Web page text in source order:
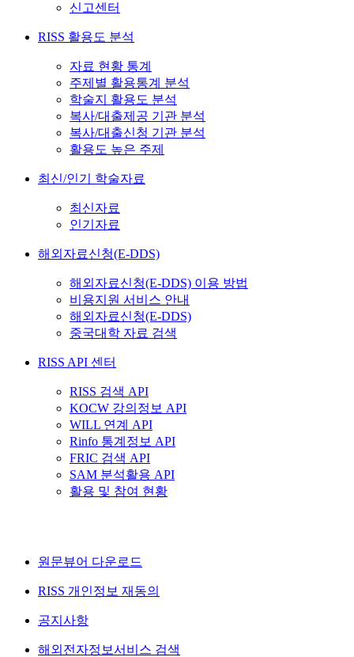
신고센터
RISS 활용도 분석
자료 현황 통계
주제별 활용통계 분석
학술지 활용도 분석
복사/대출제공 기관 분석
복사/대출신청 기관 분석
활용도 높은 주제
최신/인기 학술자료
최신자료
인기자료
해외자료신청(E-DDS)
해외자료신청(E-DDS) 이용 방법
비용지원 서비스 안내
해외자료신청(E-DDS)
중국대학 자료 검색
RISS API 센터
RISS 검색 API
KOCW 강의정보 API
WILL 연계 API
Rinfo 통계정보 API
FRIC 검색 API
SAM 분석활용 API
활용 및 참여 현황
원문뷰어 다운로드
RISS 개인정보 재동의
공지사항
해외전자정보서비스 검색